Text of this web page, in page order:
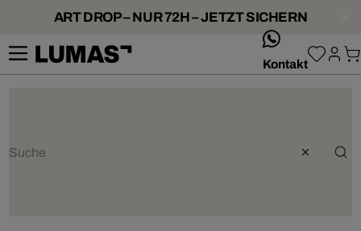
ART DROP – NUR 72H – JETZT SICHERN
Kontakt